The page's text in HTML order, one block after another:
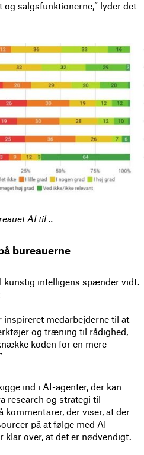
og salgsfunktionerne,” lyder det
AI til..
bureauerne
kunstig intelligens spænder vidt.
inspireret medarbejderne til at
og træning til rådighed,
koden for en mere
ind i AI-agenter, der kan
research og strategi til
kommentarer, der viser, at der
på at følge med AI-
klar over, at det er nødvendigt.